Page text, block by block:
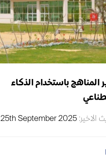
المناهج باستخدام الذكاء
الاخير:25th September 2025